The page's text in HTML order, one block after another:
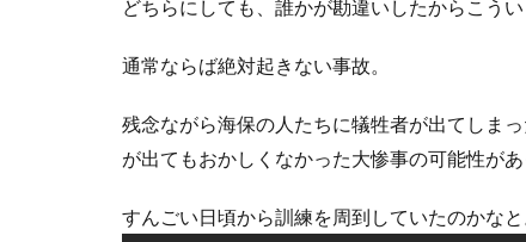
どちらにしても、誰かが勘違いしたからこう
通常ならば絶対起きない事故。
残念ながら海保の人たちに犠牲者が出てしま
が出てもおかしくなかった大惨事の可能性があ
すんごい日頃から訓練を周到していたのかなと